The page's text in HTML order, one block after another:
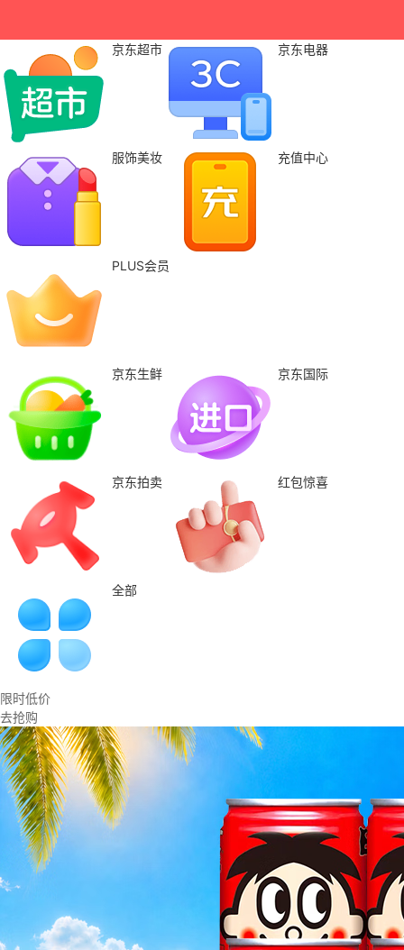
京东超市 京东电器
服饰美妆 充值中心
PLUS会员
京东生鲜 京东国际
京东拍卖 红包惊喜
全部
限时低价
去抢购